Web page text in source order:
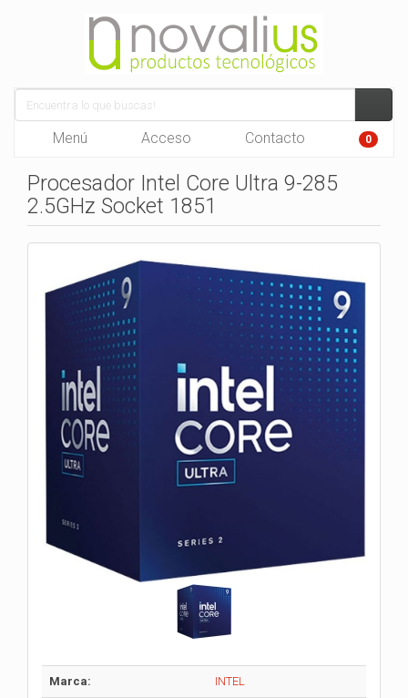
Menú Acceso Contacto 0
Procesador Intel Core Ultra 9-285
2.5GHz Socket 1851
Marca: INTEL